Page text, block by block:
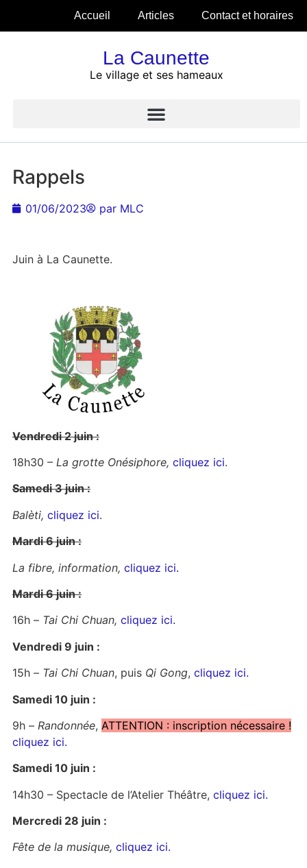
Accueil Articles Contact et horaires
La Caunette
Le village et ses hameaux
Rappels
01/06/2023 parMLC
Juin à La Caunette.
Vendredi 2 juin :
18h30 – La grotte Onésiphore, cliquez ici.
Samedi 3 juin :
Balèti, cliquez ici.
Mardi 6 juin :
La fibre, information, cliquez ici.
Mardi 6 juin :
16h – Tai Chi Chuan, cliquez ici.
Vendredi 9 juin :
15h – Tai Chi Chuan, puis Qi Gong, cliquez ici.
Samedi 10 juin :
9h – Randonnée, ATTENTION : inscription nécessaire !
cliquez ici.
Samedi 10 juin :
14h30 – Spectacle de l’Atelier Théâtre, cliquez ici.
Mercredi 28 juin :
Fête de la musique, cliquez ici.